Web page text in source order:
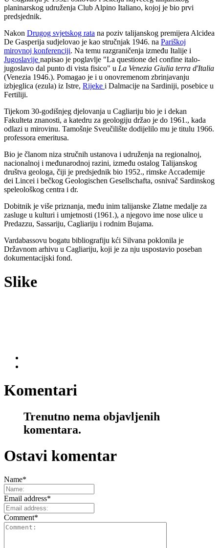
planinarskog udruženja Club Alpino Italiano, kojoj je bio prvi
predsjednik.
Nakon Drugog svjetskog rata na poziv talijanskog premijera Alcidea
De Gasperija sudjelovao je kao stručnjak 1946. na Pariškoj
mirovnoj konferenciji. Na temu razgraničenja između Italije i
Jugoslavije napisao je poglavlje "La questione del confine italo-
jugoslavo dal punto di vista fisico" u La Venezia Giulia terra d'Italia
(Venezia 1946.). Pomagao je i u onovremenom zbrinjavanju
izbjeglica (ezula) iz Istre, Rijeke i Dalmacije na Sardiniji, posebice u
Fertiliji.
Tijekom 30-godišnjeg djelovanja u Cagliariju bio je i dekan
Fakulteta znanosti, a katedru za geologiju držao je do 1961., kada
odlazi u mirovinu. Tamošnje Sveučilište dodijelilo mu je titulu 1966.
professora emeritusa.
Bio je članom niza stručnih ustanova i udruženja na regionalnoj,
nacionalnoj i međunarodnoj razini, između ostalog Talijanskog
društva geologa, čiji je predsjednik bio 1952., rimske Accademije
dei Lincei i bečkog Geologischen Gesellschafta, osnivač Sardinskog
speleološkog centra i dr.
Dobitnik je više priznanja, među inim talijanske Zlatne medalje za
zasluge u kulturi i umjetnosti (1961.), a njegovo ime nose ulice u
Predazzu, Sassariju, Cagliariju i rodnim Bujama.
Vardabassovu bogatu bibliografiju kći Silvana poklonila je
Državnom arhivu u Cagliariju, koji je za nju uspostavio poseban
dokumentacijski fond.
Slike
Komentari
Trenutno nema objavljenih
komentara.
Ostavi komentar
Name*
Email address*
Comment*